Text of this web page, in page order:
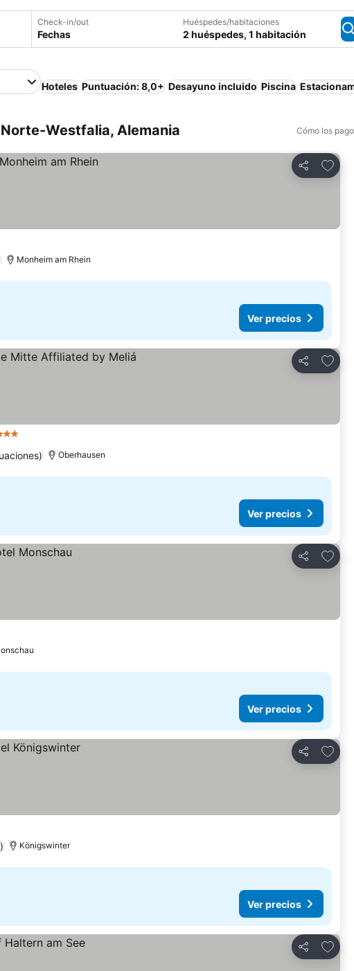
Check-in/out
Fechas
Huéspedes/habitaciones
2 huéspedes, 1 habitación
Hoteles Puntuación: 8,0+ Desayuno incluido Piscina
Westfalia, Alemania Cómo los
Compartir
Monheim am Rhein
Ver precios
Compartir
Oberhausen
Ver precios
Compartir
Ver precios
Compartir
Königswinter
Ver precios
Compartir